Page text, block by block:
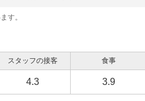
す。
スタッフの接客 食事
4.3 3.9